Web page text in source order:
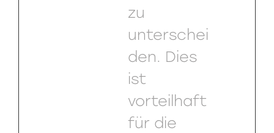
zu
unterschei
den. Dies
ist
vorteilhaft
für die